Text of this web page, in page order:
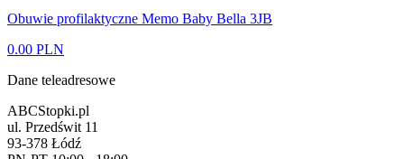
Obuwie profilaktyczne Memo Baby Bella 3JB
0.00 PLN
Dane teleadresowe
ABCStopki.pl
ul. Przedświt 11
93-378 Łódź